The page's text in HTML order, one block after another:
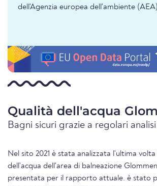
dell'Agenzia europea dell'ambiente
Qualità dell'acqua
Bagni sicuri grazie a regolari
Nel sito 2021 è stata analizzata l'ultima
dell'acqua dell'area di balneazione
presentata per il rapporto attuale. è stato